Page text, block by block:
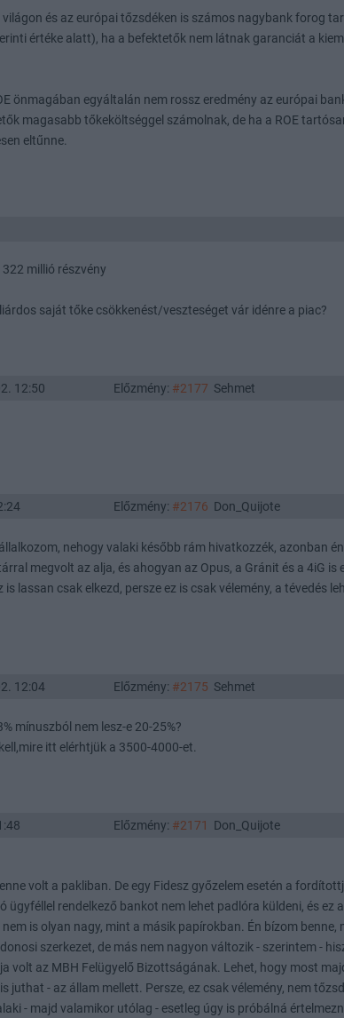
világon és az európai tőzsdéken is számos nagybank forog
értéke alatt), ha a befektetők nem látnak garanciát a
önmagában egyáltalán nem rossz eredmény az európai
magasabb tőkeköltséggel számolnak, de ha a ROE
eltűnne.
millió részvény
saját tőke csökkenést/veszteséget vár idénre a piac?
12:50 Előzmény: #2177 Sehmet
Előzmény: #2176 Don_Quijote
nehogy valaki később rám hivatkozzék, azonban
megvolt az alja, és ahogyan az Opus, a Gránit és a 4iG is
lassan csak elkezd, persze ez is csak vélemény, a tévedés
12:04 Előzmény: #2175 Sehmet
mínuszból nem lesz-e 20-25%?
itt elérhtjük a 3500-4000-et.
Előzmény: #2171 Don_Quijote
volt a pakliban. De egy Fidesz győzelem esetén a
ügyféllel rendelkező bankot nem lehet padlóra küldeni, és ez
is olyan nagy, mint a másik papírokban. Én bízom benne,
szerkezet, de más nem nagyon változik - szerintem -
volt az MBH Felügyelő Bizottságának. Lehet, hogy most
juthat - az állam mellett. Persze, ez csak vélemény, nem
- majd valamikor utólag - esetleg úgy is próbálná